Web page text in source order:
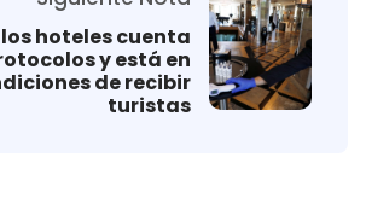
los hoteles cuenta
y está en
de recibir
turistas